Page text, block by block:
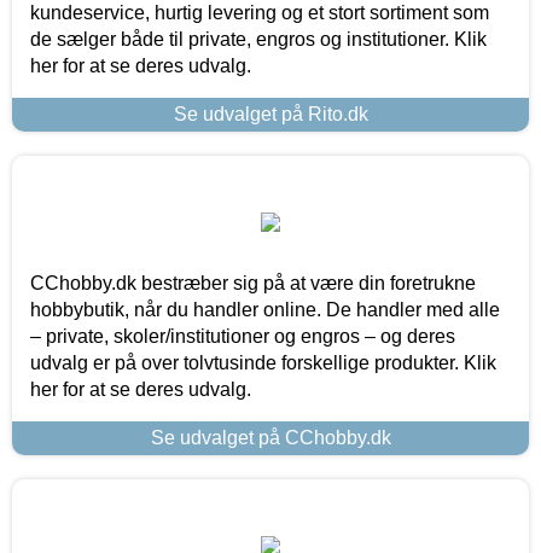
kundeservice, hurtig levering og et stort sortiment som
de sælger både til private, engros og institutioner. Klik
her for at se deres udvalg.
Se udvalget på Rito.dk
CChobby.dk bestræber sig på at være din foretrukne
hobbybutik, når du handler online. De handler med alle
– private, skoler/institutioner og engros – og deres
udvalg er på over tolvtusinde forskellige produkter. Klik
her for at se deres udvalg.
Se udvalget på CChobby.dk